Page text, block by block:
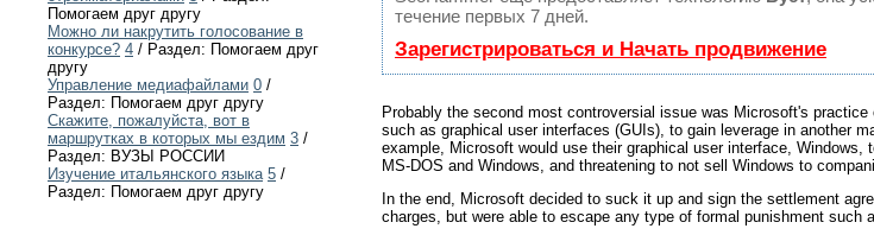
Помогаем друг другу
Можно ли накрутить голосование в
конкурсе? 4 / Раздел: Помогаем друг
другу
Управление медиафайлами 0 /
Раздел: Помогаем друг другу
Скажите, пожалуйста, вот в
маршрутках в которых мы ездим 3 /
Раздел: ВУЗЫ РОССИИ
Изучение итальянского языка 5 /
Раздел: Помогаем друг другу
течение первых 7 дней.
Зарегистрироваться и Начать продвижение
Probably the second most controversial issue was Microsoft's
such as graphical user interfaces (GUIs), to gain leverage in another
example, Microsoft would use their graphical user interface,
MS-DOS and Windows, and threatening to not sell Windows to
In the end, Microsoft decided to suck it up and sign the settlement
charges, but were able to escape any type of formal punishment such